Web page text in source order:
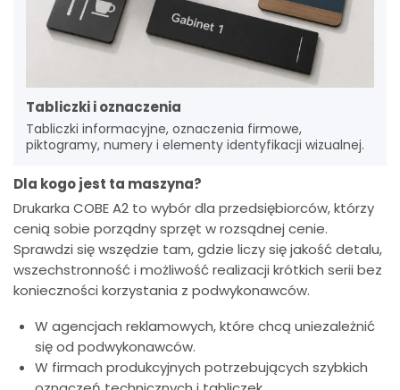
Tabliczki i oznaczenia
Tabliczki informacyjne, oznaczenia firmowe,
piktogramy, numery i elementy identyfikacji wizualnej.
Dla kogo jest ta maszyna?
Drukarka COBE A2 to wybór dla przedsiębiorców, którzy
cenią sobie porządny sprzęt w rozsądnej cenie.
Sprawdzi się wszędzie tam, gdzie liczy się jakość detalu,
wszechstronność i możliwość realizacji krótkich serii bez
konieczności korzystania z podwykonawców.
W agencjach reklamowych, które chcą uniezależnić
się od podwykonawców.
W firmach produkcyjnych potrzebujących szybkich